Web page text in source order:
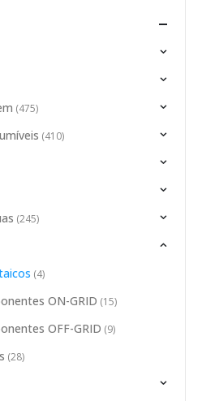
(475)
(410)
(245)
(4)
ON-GRID (15)
OFF-GRID (9)
(28)